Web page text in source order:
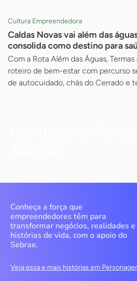
Cultura Empreendedora
Caldas Novas vai além das
consolida como destino para
Com a Rota Além das Águas,
roteiro de bem-estar com percurso
de autocuidado, chás do Cerrado e
Conheça a força que
empreendedores têm para
transformar negócios, realidades e
histórias de vida, com o apoio do
Sebrae.
Veja essa e mais histórias em